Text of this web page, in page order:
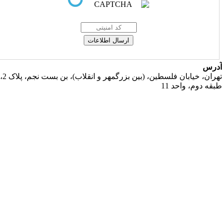
تهران، خیابان فلسطین، (بین بزرگمهر و انقلاب)، بن بست نجم، پلاک 2،
دوم، واحد 11